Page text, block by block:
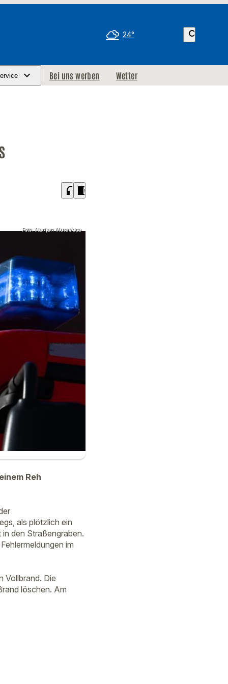
24° search
Bei uns werben Wetter
headphones chrome_reader_mode
Foto: Marijan Murat/dpa
Reh
als plötzlich ein
den Straßengraben.
im
Vollbrand. Die
löschen. Am